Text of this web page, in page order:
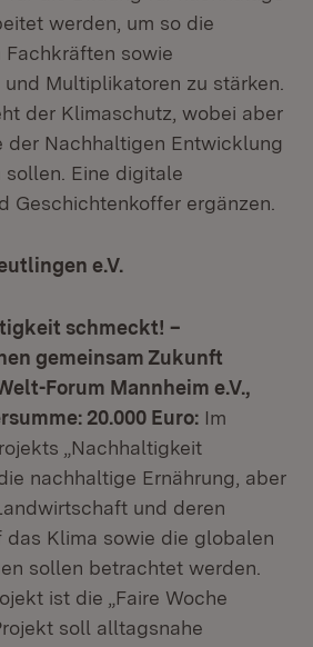
werden, um so die
Fachkräften sowie
Multiplikatoren zu stärken.
der Klimaschutz, wobei aber
der Nachhaltigen Entwicklung
Eine digitale
Geschichtenkoffer ergänzen.
e.V.
schmeckt! –
gemeinsam Zukunft
Forum Mannheim e.V.,
20.000 Euro: Im
„Nachhaltigkeit
nachhaltige Ernährung, aber
und deren
das Klima sowie die globalen
sollen betrachtet werden.
ist die „Faire Woche
soll alltagsnahe